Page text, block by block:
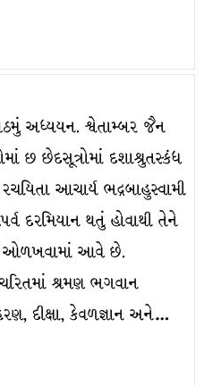
અધ્યયન. શ્વેતામ્બર જૈન
છ છેદસૂત્રોમાં દશાશ્રુતસ્કંધ
આચાર્ય ભદ્રબાહુસ્વામી
દરમિયાન થતું હોવાથી તેને
ઓળખવામાં આવે છે.
શ્રમણ ભગવાન
દીક્ષા, કેવળજ્ઞાન અને…